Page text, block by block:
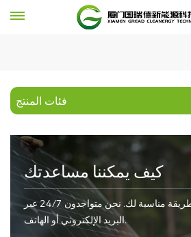
فئات المنتج
كيف يمكننا مساعدتك
يمكنك الاتصال بنا بأي طريقة مناسبة لك. نحن متواجدون 24/7 عبر
البريد الإلكتروني أو الهاتف.